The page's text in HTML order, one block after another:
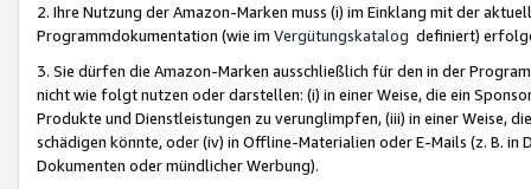
2. Ihre Nutzung der Amazon-Marken muss (i) im Einklang mit der
Programmdokumentation (wie im Vergütungskatalog definiert)
3. Sie dürfen die Amazon-Marken ausschließlich für den in der
nicht wie folgt nutzen oder darstellen: (i) in einer Weise, die ein
Produkte und Dienstleistungen zu verunglimpfen, (iii) in einer Weise,
schädigen könnte, oder (iv) in Offline-Materialien oder E-Mails (z. B. in
Dokumenten oder mündlicher Werbung).